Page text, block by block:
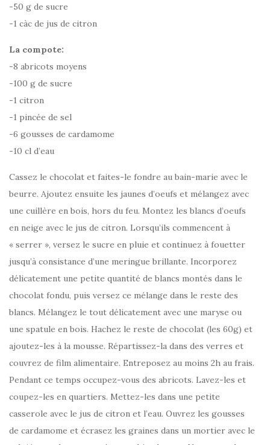
-50 g de sucre
-1 càc de jus de citron
La compote:
-8 abricots moyens
-100 g de sucre
-1 citron
-1 pincée de sel
-6 gousses de cardamome
-10 cl d’eau
Cassez le chocolat et faites-le fondre au bain-marie avec le
beurre. Ajoutez ensuite les jaunes d’oeufs et mélangez avec
une cuillère en bois, hors du feu. Montez les blancs d’oeufs
en neige avec le jus de citron. Lorsqu’ils commencent à
« serrer », versez le sucre en pluie et continuez à fouetter
jusqu’à consistance d’une meringue brillante. Incorporez
délicatement une petite quantité de blancs montés dans le
chocolat fondu, puis versez ce mélange dans le reste des
blancs. Mélangez le tout délicatement avec une maryse ou
une spatule en bois. Hachez le reste de chocolat (les 60g) et
ajoutez-les à la mousse. Répartissez-la dans des verres et
couvrez de film alimentaire. Entreposez au moins 2h au frais.
Pendant ce temps occupez-vous des abricots. Lavez-les et
coupez-les en quartiers. Mettez-les dans une petite
casserole avec le jus de citron et l’eau. Ouvrez les gousses
de cardamome et écrasez les graines dans un mortier avec le